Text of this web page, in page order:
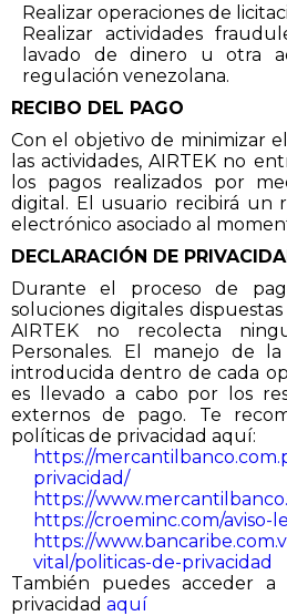
Realizar operaciones de
Realizar actividades
lavado de dinero u otra
regulación venezolana.
RECIBO DEL PAGO
Con el objetivo de minimizar
las actividades, AIRTEK no
los pagos realizados por
digital. El usuario recibirá un
electrónico asociado al
DECLARACIÓN DE
Durante el proceso de
soluciones digitales
AIRTEK no recolecta
Personales. El manejo de
introducida dentro de cada
es llevado a cabo por los
externos de pago. Te
políticas de privacidad aquí:
https://
privacidad/
https://
https://croeminc.com/aviso-
https://
vital/politicas-de-privacidad
También puedes acceder a
privacidad aquí